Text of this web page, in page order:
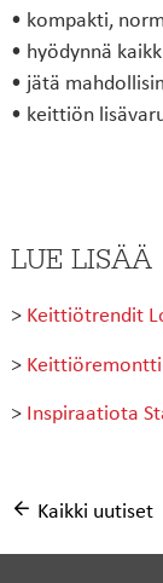
• kompakti,
• hyödynnä
• jätä
• keittiön
LUE LISÄÄ
> Keittiötrendit
>
> Inspiraatiota
Kaikki uutiset